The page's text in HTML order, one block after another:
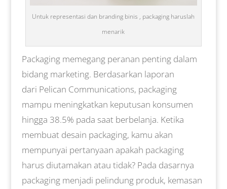
Untuk representasi dan branding binis , packaging haruslah
menarik
Packaging memegang peranan penting dalam
bidang marketing. Berdasarkan laporan
dari Pelican Communications, packaging
mampu meningkatkan keputusan konsumen
hingga 38.5% pada saat berbelanja. Ketika
membuat desain packaging, kamu akan
mempunyai pertanyaan apakah packaging
harus diutamakan atau tidak? Pada dasarnya
packaging menjadi pelindung produk, kemasan